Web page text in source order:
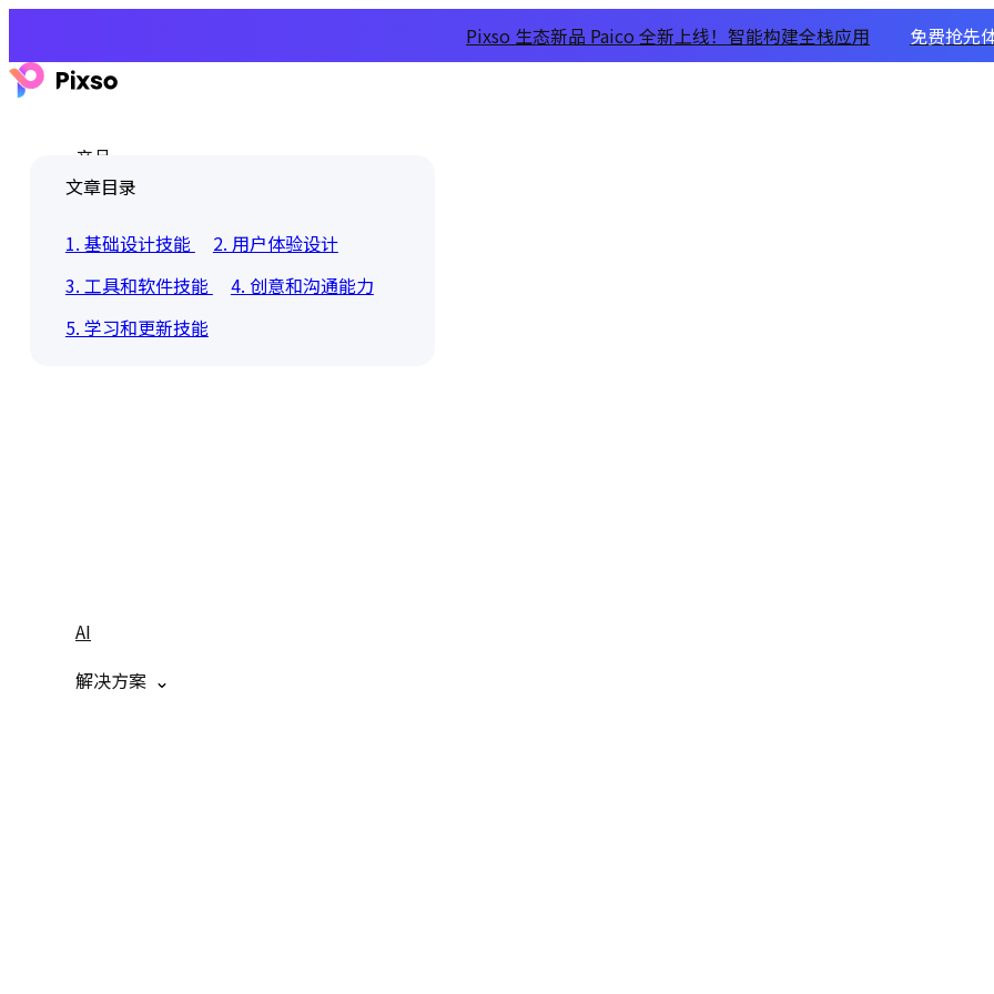
Pixso 生态新品 Paico 全新上线！智能构建全栈应用 免费抢先
产品
AI
解决方案
文章目录
1. 基础设计技能
2. 用户体验设计
3. 工具和软件技能
4. 创意和沟通能力
5. 学习和更新技能